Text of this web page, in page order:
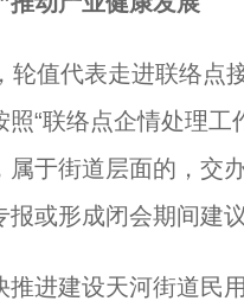
值代表走进联络点接
照“联络点企情处理
属于街道层面的，交
或形成闭会期间建
建设天河街道民用